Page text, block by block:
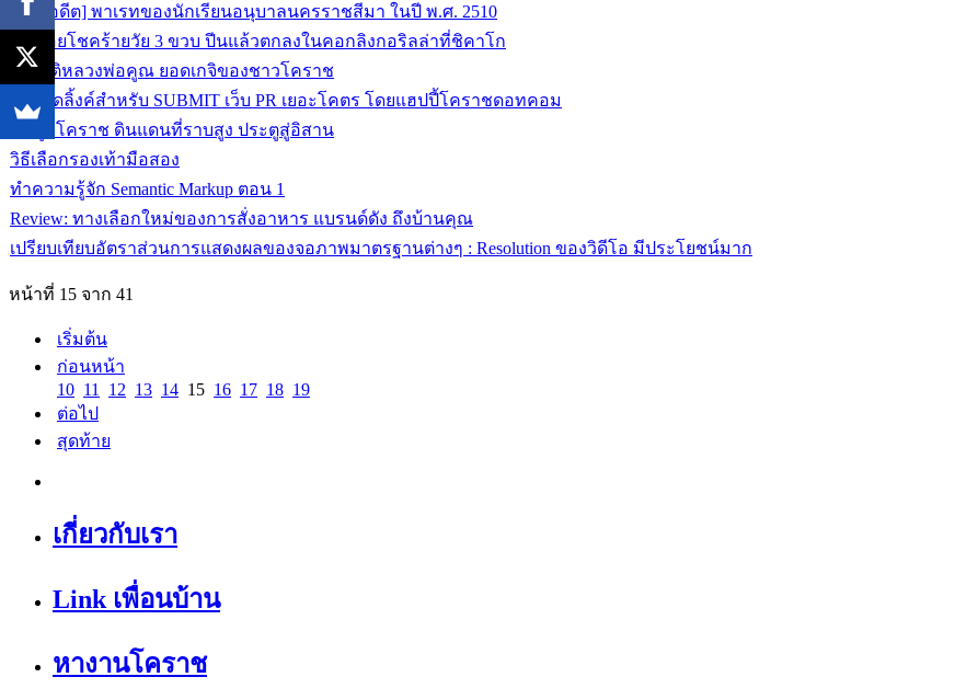
[ย้อนอดีต] พาเรทของนักเรียนอนุบาลนครราชสีมา ในปี พ.ศ. 2510
หนูน้อยโชคร้ายวัย 3 ขวบ ปีนแล้วตกลงในคอกลิงกอริลล่าที่ชิคาโก
ประวัติหลวงพ่อคูณ ยอดเกจิของชาวโคราช
สุดยอดลิ้งค์สำหรับ SUBMIT เว็บ PR เยอะโคตร โดยแฮปปี้โคราชดอทคอม
ข้อมูลโคราช ดินแดนที่ราบสูง ประตูสู่อิสาน
วิธีเลือกรองเท้ามือสอง
ทำความรู้จัก Semantic Markup ตอน 1
Review: ทางเลือกใหม่ของการสั่งอาหาร แบรนด์ดัง ถึงบ้านคุณ
เปรียบเทียบอัตราส่วนการแสดงผลของจอภาพมาตรฐานต่างๆ : Resolution ของวิดีโอ มีประโยชน์มาก
หน้าที่ 15 จาก 41
เริ่มต้น
ก่อนหน้า
10 11 12 13 14 15 16 17 18 19
ต่อไป
สุดท้าย
เกี่ยวกับเรา
Link เพื่อนบ้าน
หางานโคราช